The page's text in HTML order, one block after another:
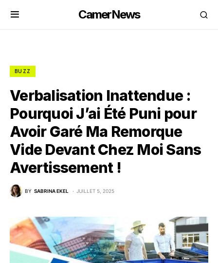
CamerNews
BUZZ
Verbalisation Inattendue :
Pourquoi J’ai Été Puni pour
Avoir Garé Ma Remorque
Vide Devant Chez Moi Sans
Avertissement !
BY SABRINA EKEL JUILLET 5, 2025